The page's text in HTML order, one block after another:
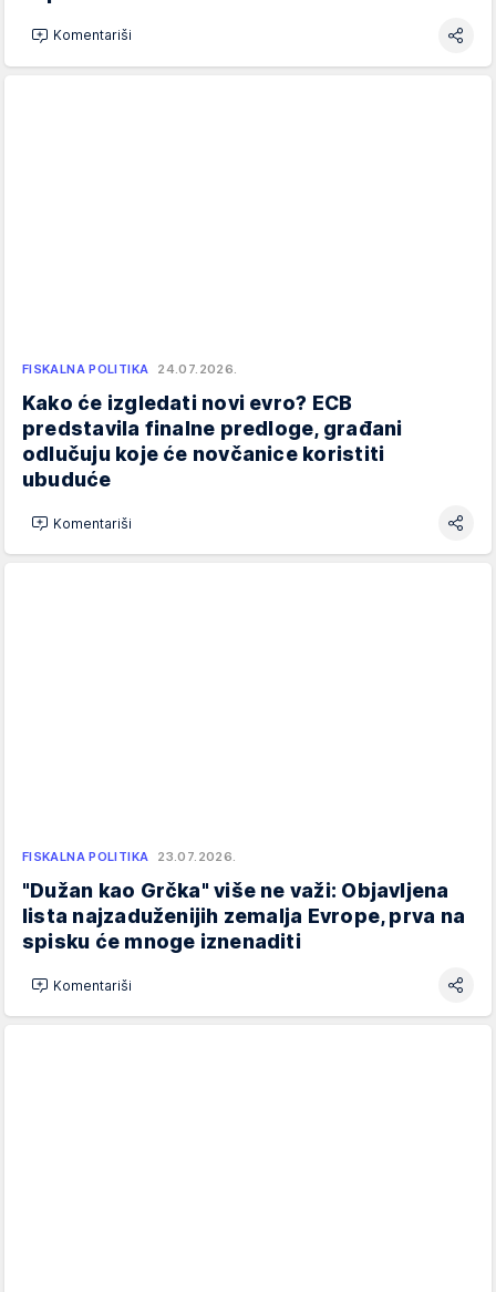
Komentariši
FISKALNA POLITIKA 24.07.2026.
Kako će izgledati novi evro? ECB
predstavila finalne predloge, građani
odlučuju koje će novčanice koristiti
ubuduće
Komentariši
FISKALNA POLITIKA 23.07.2026.
"Dužan kao Grčka" više ne važi: Objavljena
lista najzaduženijih zemalja Evrope, prva na
spisku će mnoge iznenaditi
Komentariši